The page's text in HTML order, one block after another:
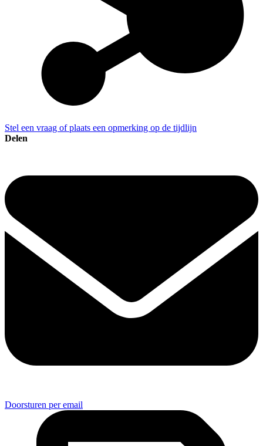
Stel een vraag of plaats een opmerking op de tijdlijn
Delen
Doorsturen per email